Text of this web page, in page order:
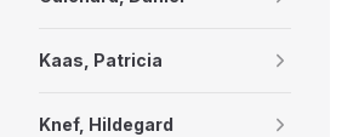
Kaas, Patricia
Knef, Hildegard